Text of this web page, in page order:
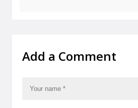
Add a Comment